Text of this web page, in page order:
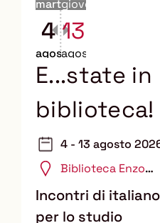
martedì
4
agosto
giovedì
13
agosto
E...state in
biblioteca!
4 - 13 agosto
Biblioteca Enzo
Incontri di italiano
per lo studio